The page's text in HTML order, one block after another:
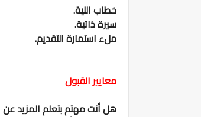
خطاب النية.
سيرة ذاتية.
ملء استمارة التقديم.
معايير القبول
هل أنت مهتم بتعلم المزيد عن